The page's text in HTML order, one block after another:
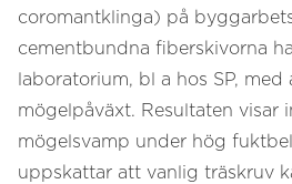
coromantklinga) på
cementbundna fiberskivorna
laboratorium, bl a hos SP, med
mögelpåväxt. Resultaten visar
mögelsvamp under hög
uppskattar att vanlig träskruv